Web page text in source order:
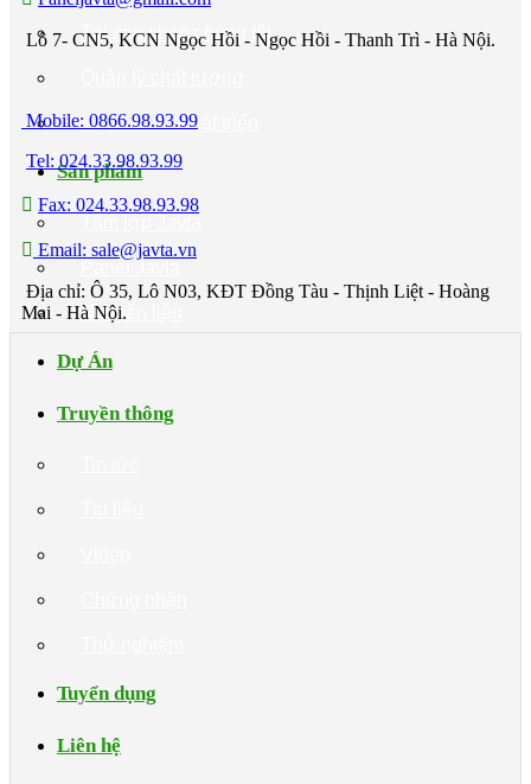
Tại sao chọn chúng tôi
Hợp tác và Phát triển
Sản phẩm
Nguyên liệu
Dự Án
Truyền thông
Tuyển dụng
Liên hệ
Lô 7- CN5, KCN Ngọc Hồi - Ngọc Hồi - Thanh Trì - Hà Nội.
Mobile: 0866.98.93.99
Tel: 024.33.98.93.99
Fax: 024.33.98.93.98
Email: sale@javta.vn
Địa chỉ: Ô 35, Lô N03, KĐT Đồng Tàu - Thịnh Liệt - Hoàng
Mai - Hà Nội.